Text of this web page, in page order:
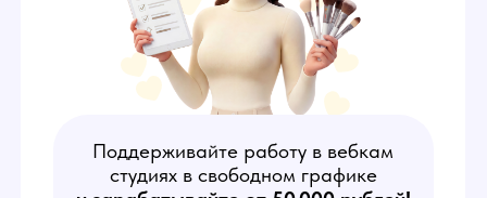
Поддерживайте работу в вебкам
студиях в свободном графике
и зарабатывайте от 50 000 рублей!